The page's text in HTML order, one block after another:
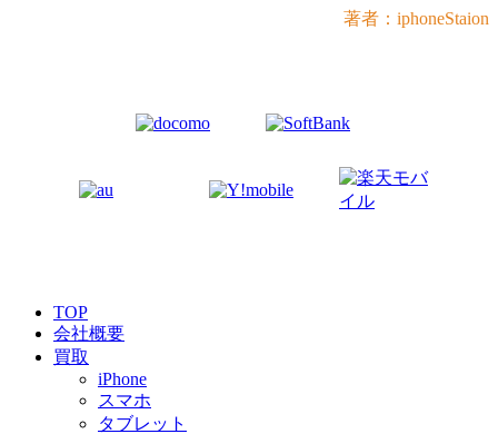
著者：iphoneStaion
TOP
会社概要
買取
iPhone
スマホ
タブレット